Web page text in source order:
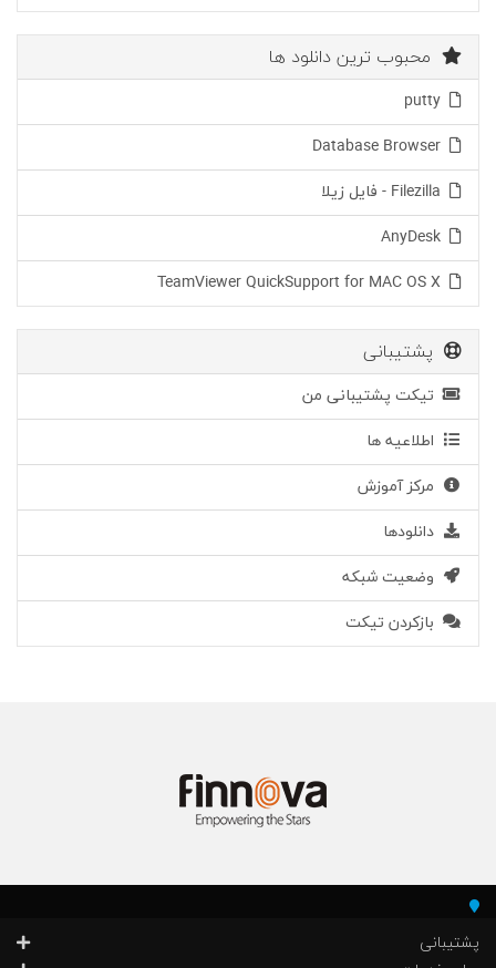
محبوب ترین دانلود ها
پشتیبانی
تیکت پشتیبانی من
اطلاعیه ها
مرکز آموزش
دانلودها
وضعیت شبکه
بازکردن تیکت
پشتیبانی